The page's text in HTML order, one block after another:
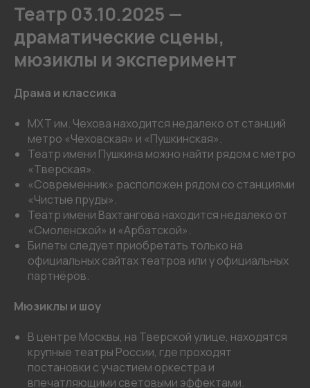
Театр 03.10.2025 —
драматические сцены,
мюзиклы и эксперимент
Драма и классика
МХТ им. Чехова находится недалеко от станций
метро «Чеховская» и «Пушкинская».
Театр имени Пушкина можно найти рядом с метро
«Тверская».
«Современник» расположен рядом со станциями
«Чистые пруды».
Театр имени Вахтангова находится недалеко от
«Смоленской» и «Арбатской».
Билеты следует приобретать только на
официальных сайтах театров или у официальных
партнёров.
Мюзиклы и шоу
В центре Москвы, на Тверской улице, находятся
крупные театры России, где проходят
постановки с участием оркестра и
впечатляющими световыми эффектами.